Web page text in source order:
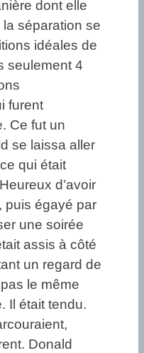
dont elle
la séparation se
idéales de
seulement 4
furent
Ce fut un
se laissa aller
qui était
d’avoir
puis égayé par
une soirée
assis à côté
un regard de
le même
Il était tendu.
Donald